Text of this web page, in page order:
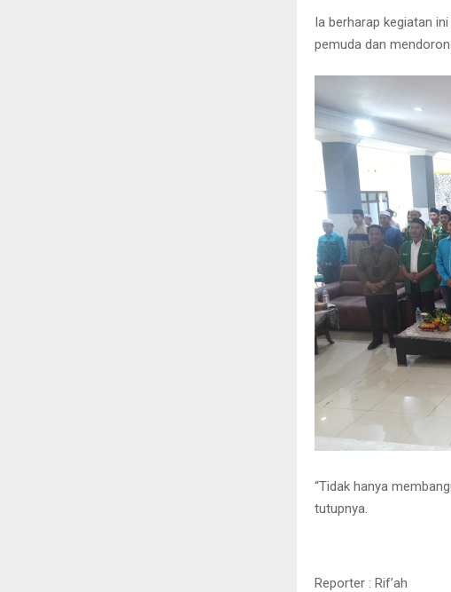
Ia berharap kegiatan
pemuda dan
“Tidak hanya
tutupnya.
Reporter : Rif’ah